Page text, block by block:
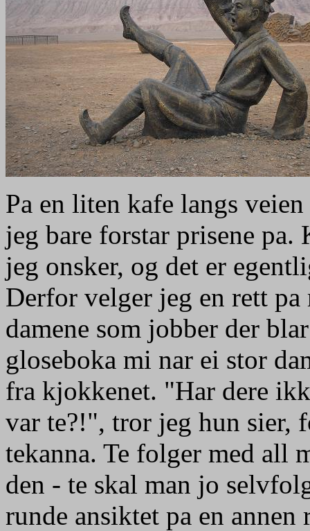
Pa en liten kafe langs
jeg bare forstar prisene
jeg onsker, og det er
Derfor velger jeg en rett pa
damene som jobber der
gloseboka mi nar ei stor
fra kjokkenet. "Har dere
var te?!", tror jeg hun sier,
tekanna. Te folger med all
den - te skal man jo
runde ansiktet pa en